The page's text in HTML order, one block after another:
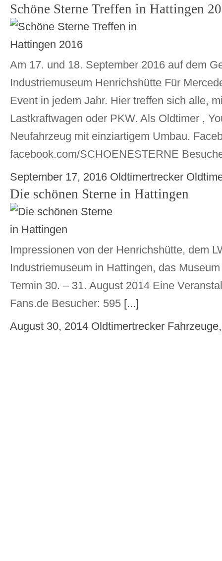
Schöne Sterne Treffen in Hattingen
Am 17. und 18. September 2016 auf dem
Industriemuseum Henrichshütte Für
Event in jedem Jahr. Hier treffen sich alle,
Lastkraftwagen oder PKW. Als Oldtimer ,
Neufahrzeug mit einziartigem Umbau.
facebook.com/SCHOENESTERNE
September 17, 2016 Oldtimertrecker
Die schönen Sterne in Hattingen
Impressionen von der Henrichshütte, dem
Industriemuseum in Hattingen, das
Termin 30. – 31. August 2014 Eine
Fans.de Besucher: 595 [...]
August 30, 2014 Oldtimertrecker Fahrzeuge